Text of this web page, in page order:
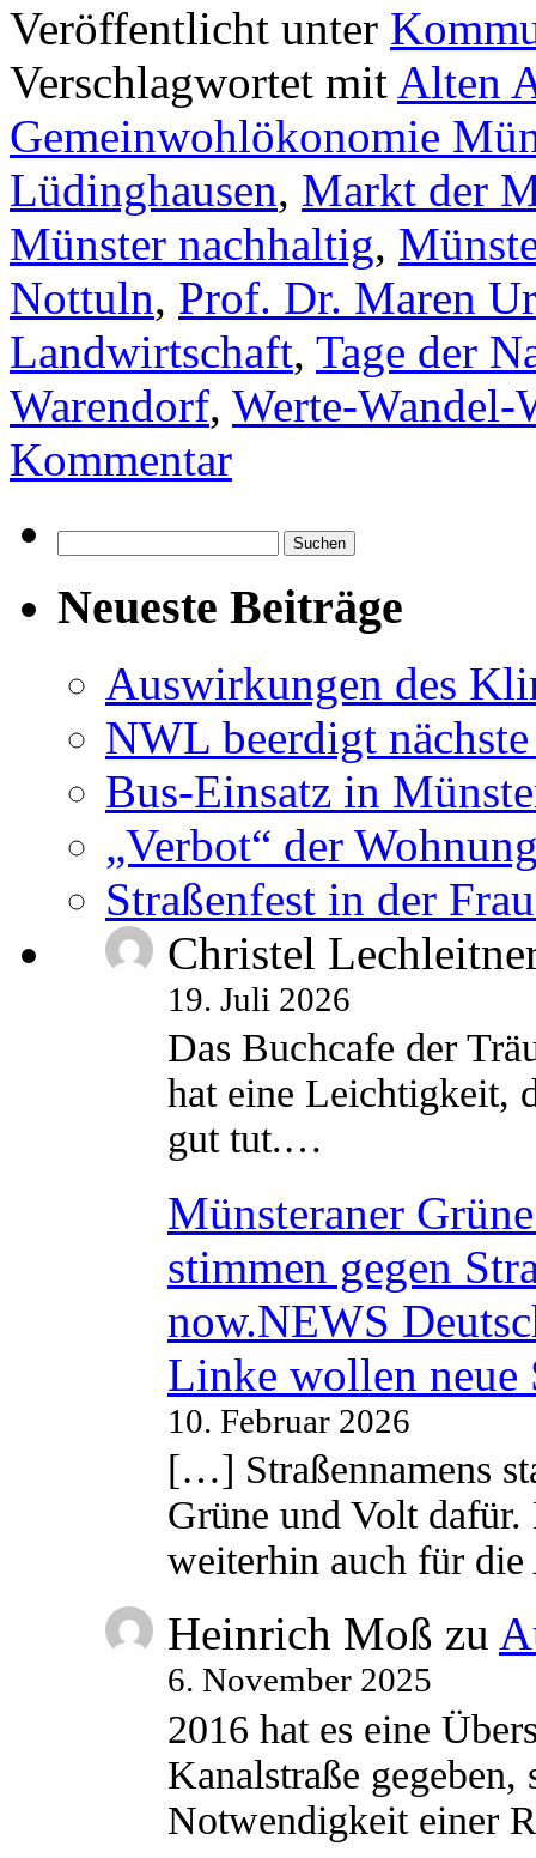
Veröffentlicht unter
Verschlagwortet mit Alten
Gemeinwohlökonomie
Lüdinghausen, Markt der
Münster nachhaltig,
Nottuln, Prof. Dr. Maren
Landwirtschaft, Tage der
Warendorf, Werte-Wandel-
Kommentar
nach:
Neueste Beiträge
Auswirkungen des
NWL beerdigt
Bus-Einsatz in
„Verbot“ der
Straßenfest in der
Christel
19. Juli 2026
Das Buchcafe der
hat eine Leichtigkeit,
gut tut.…
Münsteraner
stimmen gegen
now.NEWS
Linke wollen neue
10. Februar 2026
[…] Straßennamens
Grüne und Volt
weiterhin auch für
Heinrich Moß zu
6. November 2025
2016 hat es eine
Kanalstraße
Notwendigkeit einer